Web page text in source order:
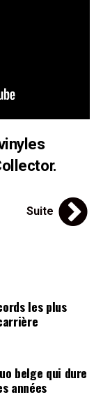
Suite
les plus
belge qui dure
années